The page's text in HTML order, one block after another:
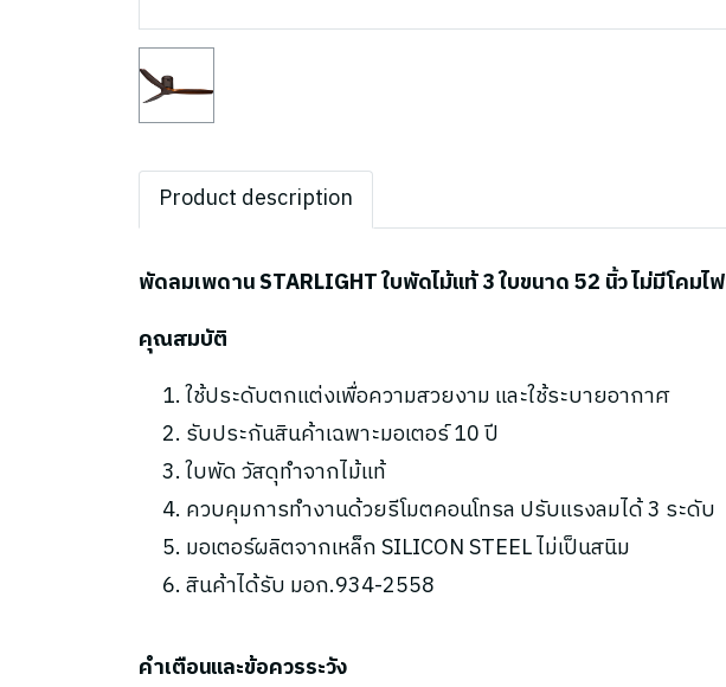
Product description
พัดลมเพดาน STARLIGHT ใบพัดไม้แท้ 3 ใบขนาด 52 นิ้ว ไม่มีโคมไฟ
คุณสมบัติ
ใช้ประดับตกแต่งเพื่อความสวยงาม และใช้ระบายอากาศ
รับประกันสินค้าเฉพาะมอเตอร์ 10 ปี
ใบพัด วัสดุทำจากไม้แท้
ควบคุมการทำงานด้วยรีโมตคอนโทรล ปรับแรงลมได้ 3 ระดับ
มอเตอร์ผลิตจากเหล็ก SILICON STEEL ไม่เป็นสนิม
สินค้าได้รับ มอก.934-2558
คำเตือนและข้อควรระวัง